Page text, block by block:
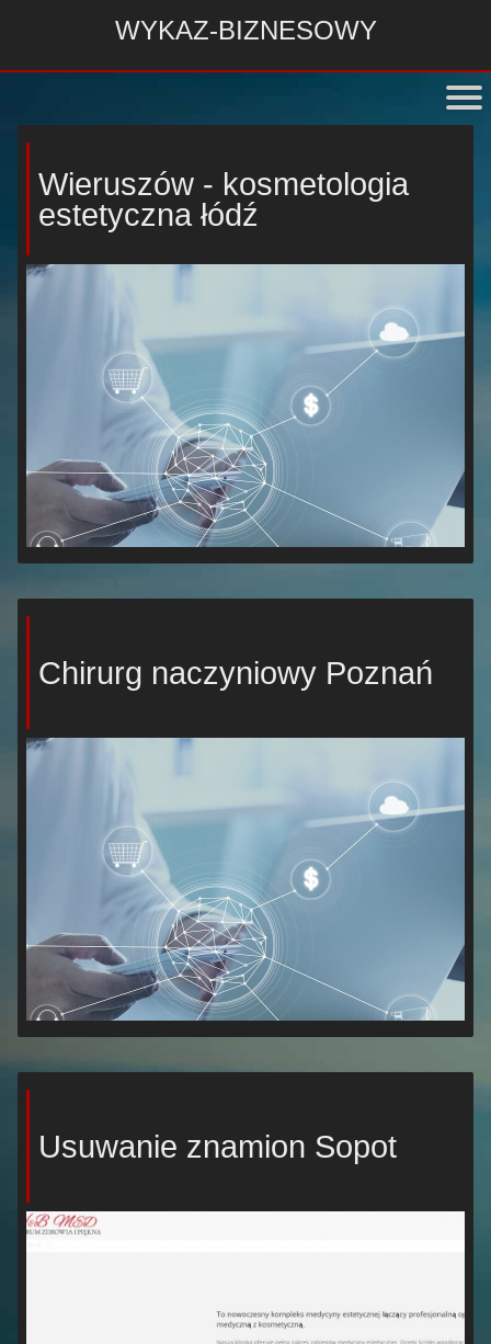
WYKAZ-BIZNESOWY
Wieruszów - kosmetologia
estetyczna łódź
Chirurg naczyniowy Poznań
Usuwanie znamion Sopot